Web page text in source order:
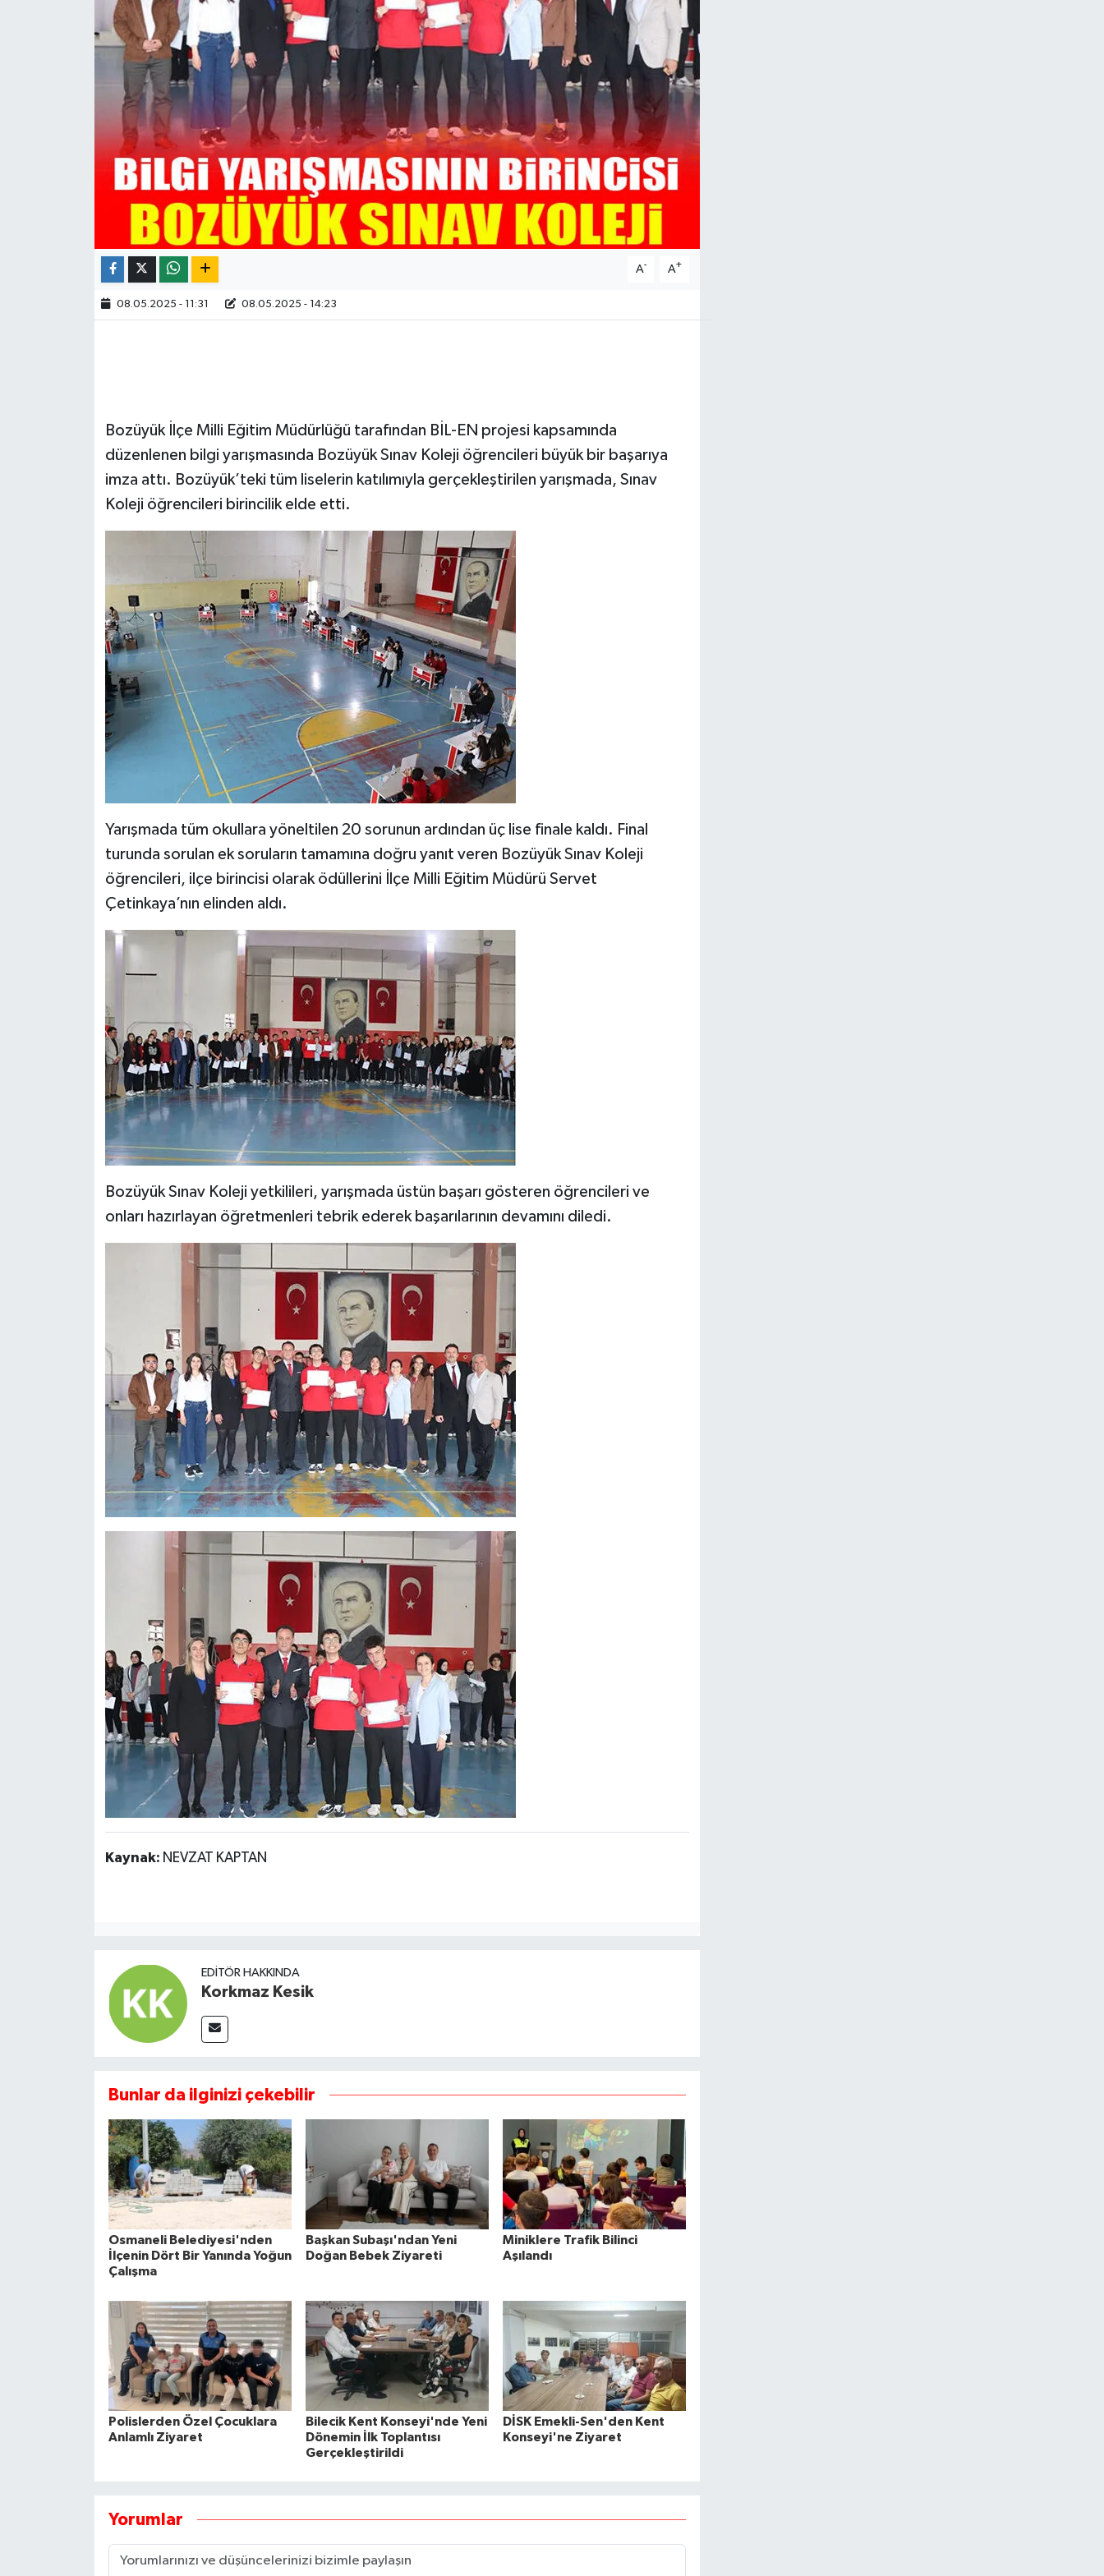
A- A+
08.05.2025 - 11:31 08.05.2025 - 14:23
Bozüyük İlçe Milli Eğitim Müdürlüğü tarafından BİL-EN projesi kapsamında
düzenlenen bilgi yarışmasında Bozüyük Sınav Koleji öğrencileri büyük bir başarıya
imza attı. Bozüyük’teki tüm liselerin katılımıyla gerçekleştirilen yarışmada, Sınav
Koleji öğrencileri birincilik elde etti.
Yarışmada tüm okullara yöneltilen 20 sorunun ardından üç lise finale kaldı. Final
turunda sorulan ek soruların tamamına doğru yanıt veren Bozüyük Sınav Koleji
öğrencileri, ilçe birincisi olarak ödüllerini İlçe Milli Eğitim Müdürü Servet
Çetinkaya’nın elinden aldı.
Bozüyük Sınav Koleji yetkilileri, yarışmada üstün başarı gösteren öğrencileri ve
onları hazırlayan öğretmenleri tebrik ederek başarılarının devamını diledi.
Kaynak: NEVZAT KAPTAN
EDITÖR HAKKINDA
Korkmaz Kesik
Bunlar da ilginizi çekebilir
Osmaneli Belediyesi'nden
İlçenin Dört Bir Yanında Yoğun
Çalışma
Başkan Subaşı'ndan Yeni
Doğan Bebek Ziyareti
Miniklere Trafik Bilinci
Aşılandı
Polislerden Özel Çocuklara
Anlamlı Ziyaret
Bilecik Kent Konseyi'nde Yeni
Dönemin İlk Toplantısı
Gerçekleştirildi
DİSK Emekli-Sen'den Kent
Konseyi'ne Ziyaret
Yorumlar